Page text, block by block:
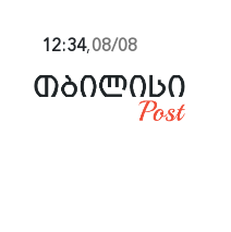
12:34,08/08